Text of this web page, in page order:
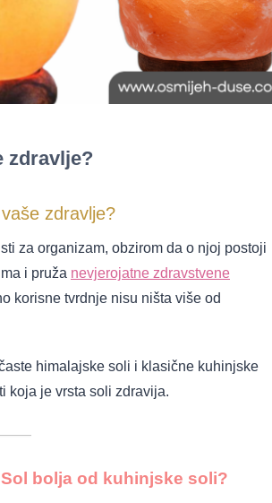
zdravlje?
zdravlje?
za organizam, obzirom da o njoj postoji
i pruža nevjerojatne zdravstvene
korisne tvrdnje nisu ništa više od
himalajske soli i klasične kuhinjske
koja je vrsta soli zdravija.
bolja od kuhinjske soli?